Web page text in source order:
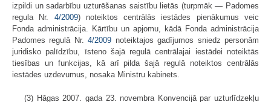
izpildi un sadarbību uzturēšanas saistību lietās (turpmāk — Padomes
regula Nr. 4/2009) noteiktos centrālās iestādes pienākumus veic
Fonda administrācija. Kārtību un apjomu, kādā Fonda administrācija
Padomes regulā Nr.4/2009 noteiktajos gadījumos sniedz personām
juridisko palīdzību, īsteno šajā regulā centrālajai iestādei noteiktās
tiesības un funkcijas, kā arī pilda šajā regulā noteiktos centrālās
iestādes uzdevumus, nosaka Ministru kabinets.
(3) Hāgas 2007. gada 23. novembra Konvencijā par uzturlīdzekļu